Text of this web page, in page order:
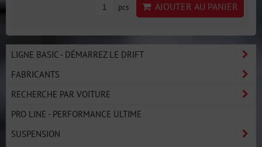
pcs AJOUTER AU PANIER
LIGNE BASIC - DÉMARREZ LE DRIFT
FABRICANTS
RECHERCHE PAR VOITURE
PRO LINE - PERFORMANCE ULTIME
SUSPENSION